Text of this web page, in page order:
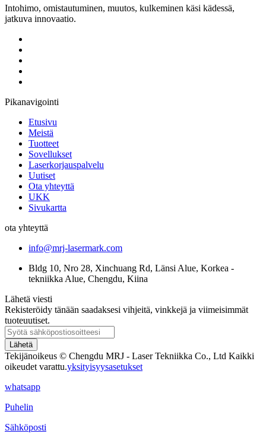
Intohimo, omistautuminen, muutos, kulkeminen käsi kädessä,
jatkuva innovaatio.
Pikanavigointi
Etusivu
Meistä
Tuotteet
Sovellukset
Laserkorjauspalvelu
Uutiset
Ota yhteyttä
UKK
Sivukartta
ota yhteyttä
info@mrj-lasermark.com
Bldg 10, Nro 28, Xinchuang Rd, Länsi Alue, Korkea -
tekniikka Alue, Chengdu, Kiina
Lähetä viesti
Rekisteröidy tänään saadaksesi vihjeitä, vinkkejä ja viimeisimmät
tuoteuutiset.
Lähetä
Tekijänoikeus © Chengdu MRJ - Laser Tekniikka Co., Ltd Kaikki
oikeudet varattu.yksityisyysasetukset
whatsapp
Puhelin
Sähköposti